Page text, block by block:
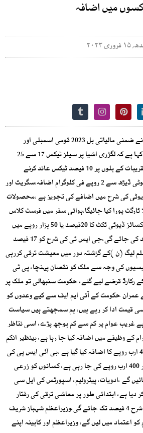
میں اضافہ
فروری ۲۰۲۳
وفاقی وزیر خزانہ اسحق ڈار نے ضمنی مالیاتی بل 2023 قومی اسمبلی اور
سینیٹ میں پیش کر تے ہوئے کہا ہے کہ لگژری اشیا پر سیلز ٹیکس 17 سے 25
فیصد کرنے ، شادی ہالز کی تقریبات کے بلوں پر 10 فیصد ٹیکس عائد کرنے
،سیمنٹ پر فیڈرل ایکسائز ڈیوٹی ڈیڑھ سے 2 روپے فی کلوگرام اضافہ،سگریٹ اور
کی شرح میں اضافے کی تجویز ہے ،محصولات
ٹارگٹ پورا کیا جائیگا،ہوائی سفر میں فرسٹ کلاس
اور بزنس کلاس میں فیڈرل ایکسائز ڈیوٹی ٹکٹ کا 20فیصد یا 50 ہزار روپے میں
سے جو بھی زیادہ ہو، وہ عائد کی جائے گی،جی ایس ٹی کی شرح کو 17 فیصد
ہوگا،مسلم لیگ (ن )کے گزشتہ دور میں معیشت ترقی کررہی
کی وجہ سے ملک کو نقصان پہنچا، پی ٹی
رکارڈ قرضے لیے گئے، حکومت سنبھالی تو ملک پر
نے عمران حکومت کے آئی ایم ایف سے کیے وعدوں کو
قیمت ادا کر رہے ہیں، ہم سمجھتے ہیں سیاست
غریب عوام پر کم سے کم بوجھ پڑے، اسی نتاظر
کے وظیفے میں اضافہ کیا جا رہا ہے، بینظیر انکم
سپورٹ پروگرام کی رقم میں 40 ارب روپے کا اضافہ کیا گیا ہے ،بی آئی ایس پی کی
رقم 360 ارب روپے سے بڑھا کر 400 ارب روپے کی جا رہی ہے، کسانوں کو زرعی
گے ،ادویات، پیٹرولیم، اسپورٹس کی ایل سی
دیا ہے، ابتدائی طور پر معاشی ترقی کی رفتار
سست ہو گی مگر بعد میں یہ شرح 4 فیصد تک جائے گی،وزیراعظم شہباز شریف
اعتماد میں لیں گے، وزیراعظم اور کابینہ اپنے